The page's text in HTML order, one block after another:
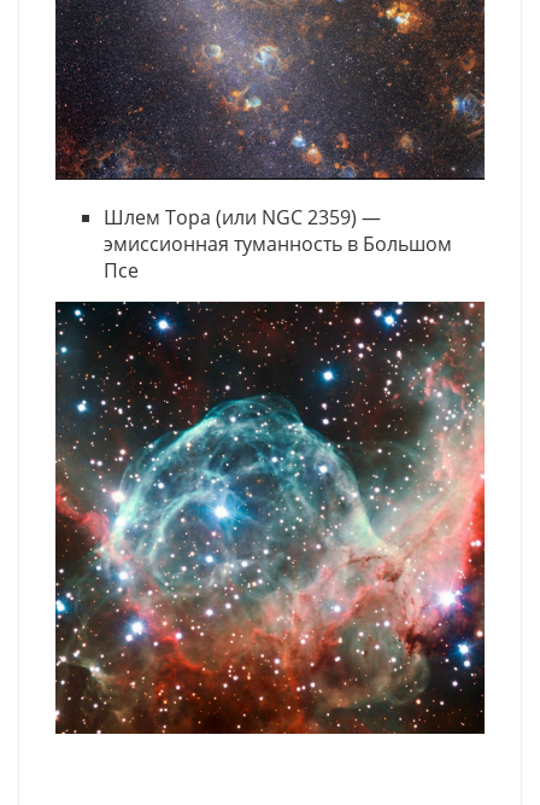
Шлем Тора (или NGC 2359) —
эмиссионная туманность в Большом
Псе